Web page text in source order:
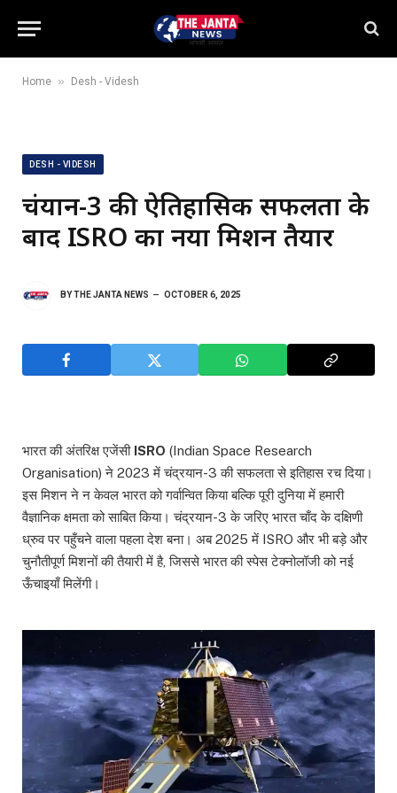
Home » Desh - Videsh
DESH - VIDESH
चंद्रयान-3 की ऐतिहासिक सफलता के
बाद ISRO का नया मिशन तैयार
BYTHE JANTA NEWS OCTOBER 6, 2025
भारत की अंतरिक्ष एजेंसी ISRO (Indian Space Research
Organisation) ने 2023 में चंद्रयान-3 की सफलता से इतिहास रच दिया।
इस मिशन ने न केवल भारत को गर्वान्वित किया बल्कि पूरी दुनिया में हमारी
वैज्ञानिक क्षमता को साबित किया। चंद्रयान-3 के जरिए भारत चाँद के दक्षिणी
ध्रुव पर पहुँचने वाला पहला देश बना। अब 2025 में ISRO और भी बड़े और
चुनौतीपूर्ण मिशनों की तैयारी में है, जिससे भारत की स्पेस टेक्नोलॉजी को नई
ऊँचाइयाँ मिलेंगी।